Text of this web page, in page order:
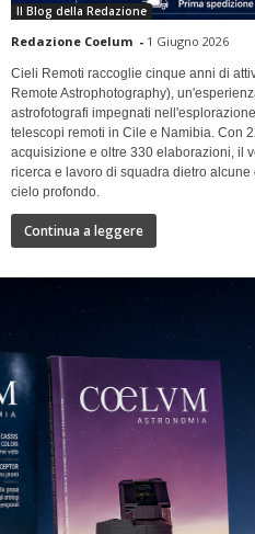
Il Blog della Redazione
Redazione Coelum - 1 Giugno 2026
Cieli Remoti raccoglie cinque anni di
Remote Astrophotography),
astrofotografi impegnati
telescopi remoti in Cile e Namibia. Con
acquisizione e oltre 330 elaborazioni, il
ricerca e lavoro di squadra dietro
cielo profondo.
Continua a leggere